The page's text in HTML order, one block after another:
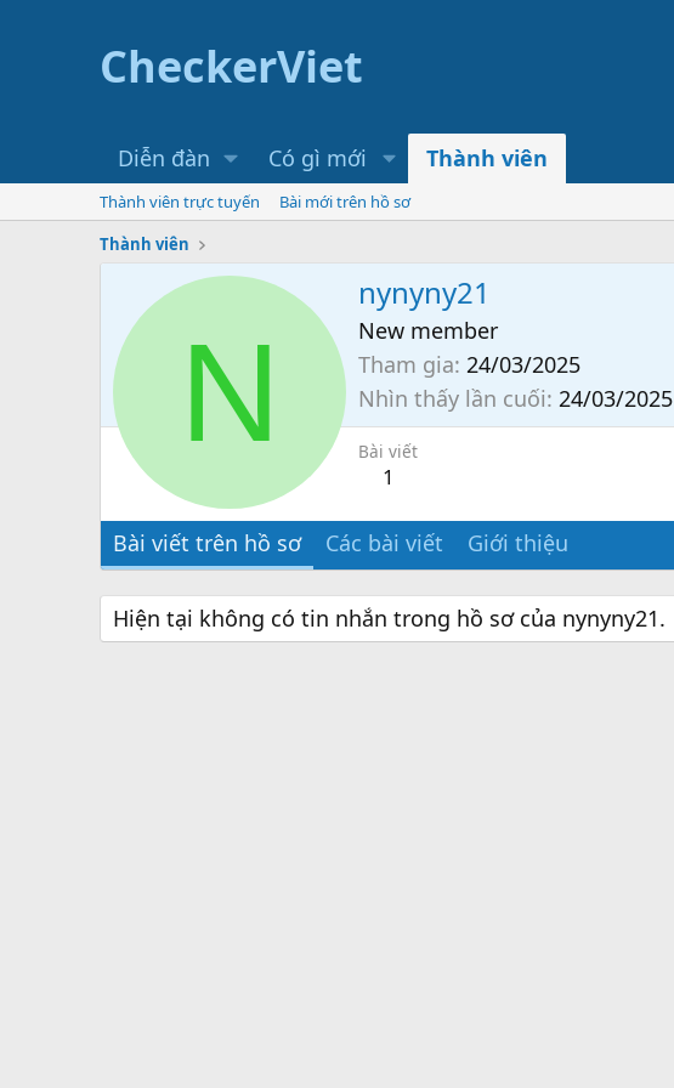
CheckerViet
Diễn đàn Có gì mới Thành viên
Thành viên trực tuyến
Bài mới trên hồ sơ
Thành viên
N
nynyny21
New member
Tham gia 24/03/2025
Nhìn thấy lần cuối 24/03/2025
Bài viết
1
Bài viết trên hồ sơ Các bài viết Giới thiệu
Hiện tại không có tin nhắn trong hồ sơ của nynyny21.